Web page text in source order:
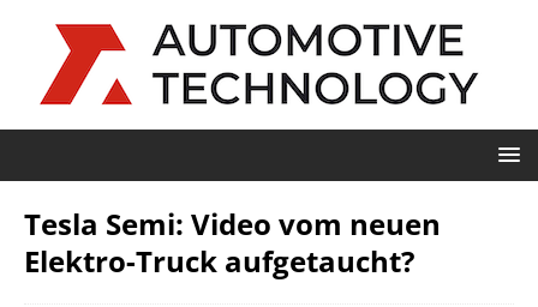
Tesla Semi: Video vom neuen
Elektro-Truck aufgetaucht?